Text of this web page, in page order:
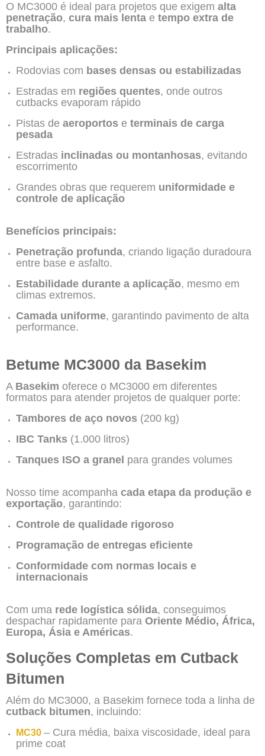
O MC3000 é ideal para projetos que exigem alta
penetração, cura mais lenta e tempo extra de
trabalho.
Principais aplicações:
Rodovias com bases densas ou estabilizadas
Estradas em regiões quentes, onde outros
cutbacks evaporam rápido
Pistas de aeroportos e terminais de carga
pesada
Estradas inclinadas ou montanhosas, evitando
escorrimento
Grandes obras que requerem uniformidade e
controle de aplicação
Benefícios principais:
Penetração profunda, criando ligação duradoura
entre base e asfalto.
Estabilidade durante a aplicação, mesmo em
climas extremos.
Camada uniforme, garantindo pavimento de alta
performance.
Betume MC3000 da Basekim
A Basekim oferece o MC3000 em diferentes
formatos para atender projetos de qualquer porte:
Tambores de aço novos (200 kg)
IBC Tanks (1.000 litros)
Tanques ISO a granel para grandes volumes
Nosso time acompanha cada etapa da produção e
exportação, garantindo:
Controle de qualidade rigoroso
Programação de entregas eficiente
Conformidade com normas locais e
internacionais
Com uma rede logística sólida, conseguimos
despachar rapidamente para Oriente Médio, África,
Europa, Ásia e Américas.
Soluções Completas em Cutback
Bitumen
Além do MC3000, a Basekim fornece toda a linha de
cutback bitumen, incluindo:
MC30 – Cura média, baixa viscosidade, ideal para
prime coat